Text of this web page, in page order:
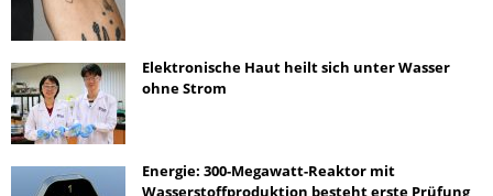
Elektronische Haut heilt sich unter Wasser
ohne Strom
Energie: 300-Megawatt-Reaktor mit
Wasserstoffproduktion besteht erste Prüfung